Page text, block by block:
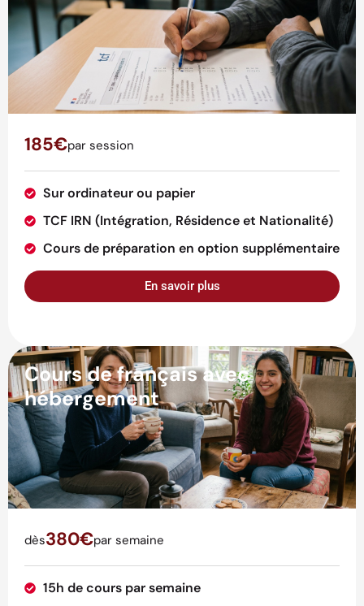
185€par session
Sur ordinateur ou papier
TCF IRN (Intégration, Résidence et Nationalité)
Cours de préparation en option supplémentaire
En savoir plus
Cours de français avec
hébergement
dès380€par semaine
15h de cours par semaine